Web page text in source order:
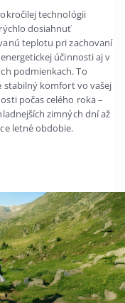
technológii
dosiahnuť
teplotu pri zachovaní
účinnosti aj v
podmienkach. To
stabilný komfort vo vašej
počas celého roka –
zimných dní až
letné obdobie.